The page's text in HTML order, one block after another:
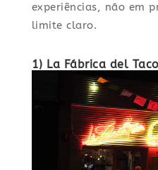
experiências, não em
limite claro.
1) La Fábrica del